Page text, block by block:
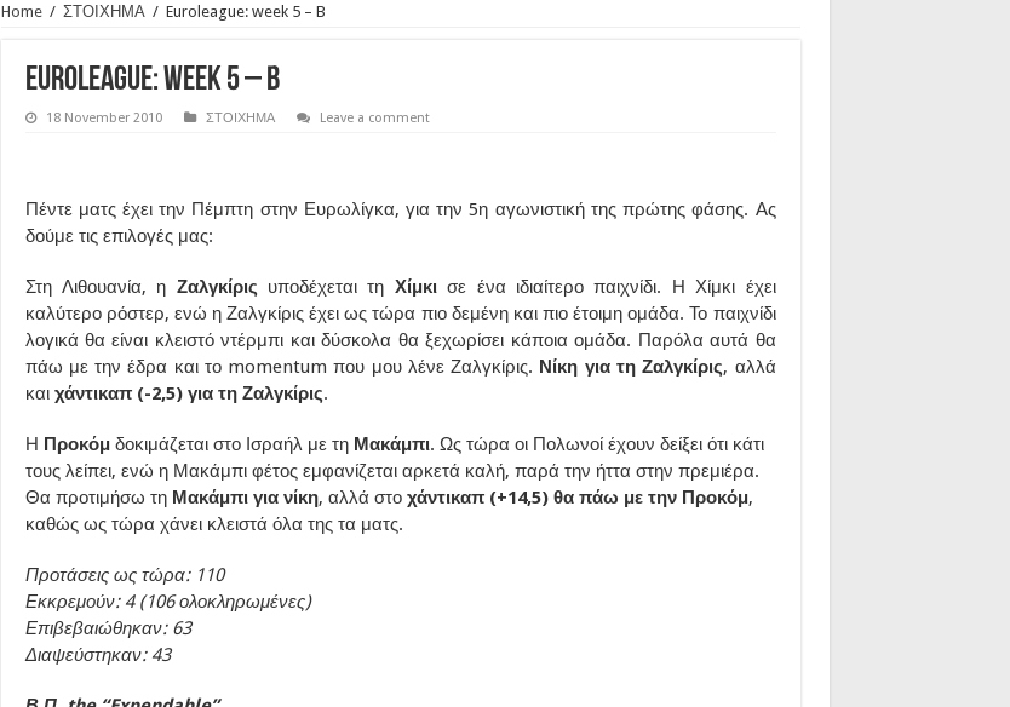
Home / ΣΤΟΙΧΗΜΑ / Euroleague: week 5 – B
Euroleague: week 5 – B
18 November 2010 ΣΤΟΙΧΗΜΑ Leave a comment
Πέντε ματς έχει την Πέμπτη στην Ευρωλίγκα, για την 5η αγωνιστική της πρώτης φάσης. Ας
δούμε τις επιλογές μας:
Στη Λιθουανία, η Ζαλγκίρις υποδέχεται τη Χίμκισε ένα ιδιαίτερο παιχνίδι. Η Χίμκι έχει
καλύτερο ρόστερ, ενώ η Ζαλγκίρις έχει ως τώρα πιο δεμένη και πιο έτοιμη ομάδα. Το παιχνίδι
λογικά θα είναι κλειστό ντέρμπι και δύσκολα θα ξεχωρίσει κάποια ομάδα. Παρόλα αυτά θα
πάω με την έδρα και το momentum που μου λένε Ζαλγκίρις. Νίκη για τη Ζαλγκίρις, αλλά
και χάντικαπ (-2,5) για τη Ζαλγκίρις.
Η Προκόμδοκιμάζεται στο Ισραήλ με τη Μακάμπι. Ως τώρα οι Πολωνοί έχουν δείξει ότι κάτι
τους λείπει, ενώ η Μακάμπι φέτος εμφανίζεται αρκετά καλή, παρά την ήττα στην πρεμιέρα.
Θα προτιμήσω τη Μακάμπι για νίκη, αλλά στο χάντικαπ (+14,5) θα πάω με την Προκόμ,
καθώς ως τώρα χάνει κλειστά όλα της τα ματς.
Προτάσεις ως τώρα: 110
Εκκρεμούν: 4 (106 ολοκληρωμένες)
Επιβεβαιώθηκαν: 63
Διαψεύστηκαν: 43